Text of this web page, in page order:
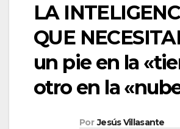
LA
QUE
un pie en la
otro en la
Por Jesús Villasante